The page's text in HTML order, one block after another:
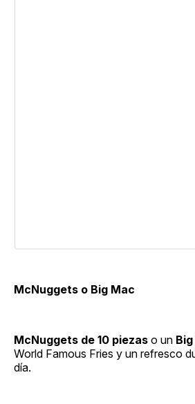
McNuggets o Big Mac
McNuggets de 10 piezas o un
World Famous Fries y un refresco
día.